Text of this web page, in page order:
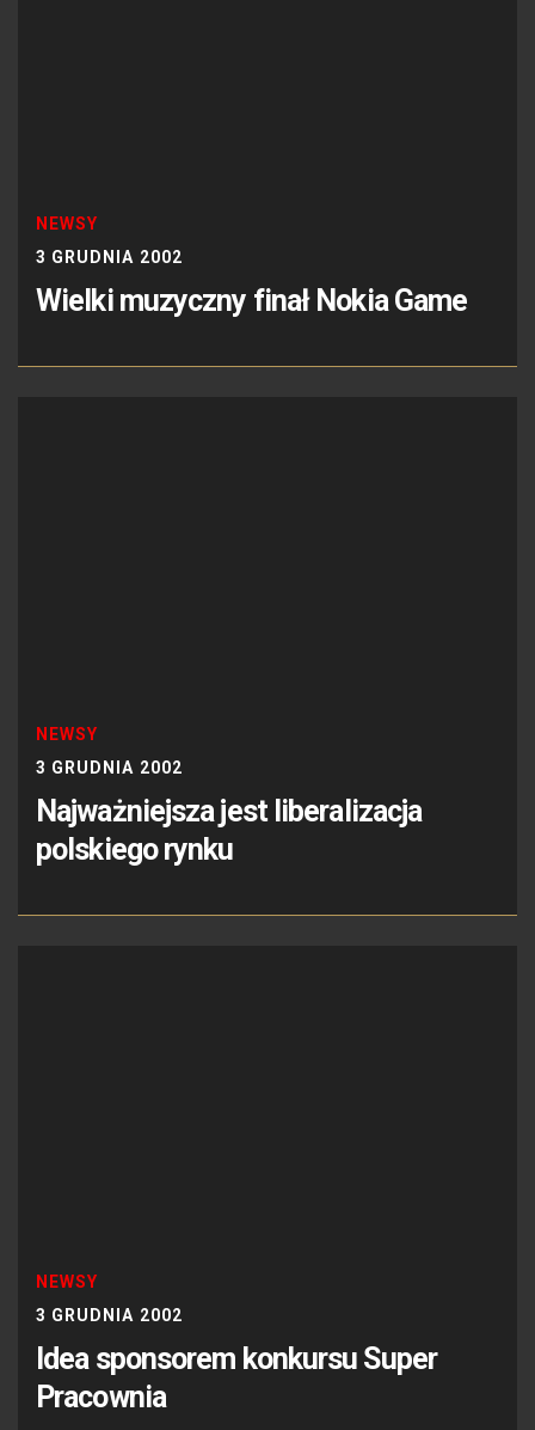
NEWSY
3 GRUDNIA 2002
Wielki muzyczny finał Nokia Game
NEWSY
3 GRUDNIA 2002
Najważniejsza jest liberalizacja
polskiego rynku
NEWSY
3 GRUDNIA 2002
Idea sponsorem konkursu Super
Pracownia